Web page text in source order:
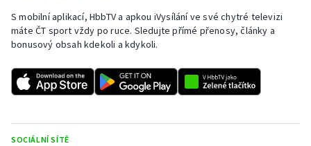
S mobilní aplikací, HbbTV a apkou iVysílání ve své chytré televizi
máte ČT sport vždy po ruce. Sledujte přímé přenosy, články a
bonusový obsah kdekoli a kdykoli.
SOCIÁLNÍ SÍTĚ